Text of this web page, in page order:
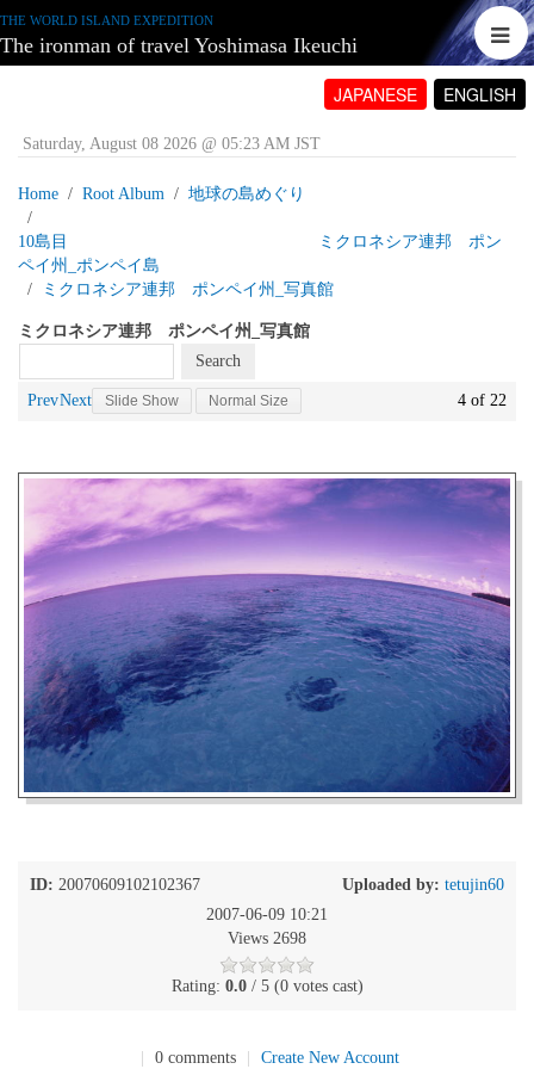
THE WORLD ISLAND EXPEDITION
The ironman of travel Yoshimasa Ikeuchi
JAPANESE ENGLISH
Saturday, August 08 2026 @ 05:23 AM JST
Home Root Album 地球の島めぐり
10島目 ミクロネシア連邦 ポン
ペイ州_ポンペイ島
ミクロネシア連邦 ポンペイ州_写真館
ミクロネシア連邦 ポンペイ州_写真館
PrevNext Slide Show Normal Size 4 of 22
ID: 20070609102102367 Uploaded by: tetujin60
2007-06-09 10:21
Views 2698
Rating: 0.0/ 5 (0 votes cast)
0 comments Create New Account